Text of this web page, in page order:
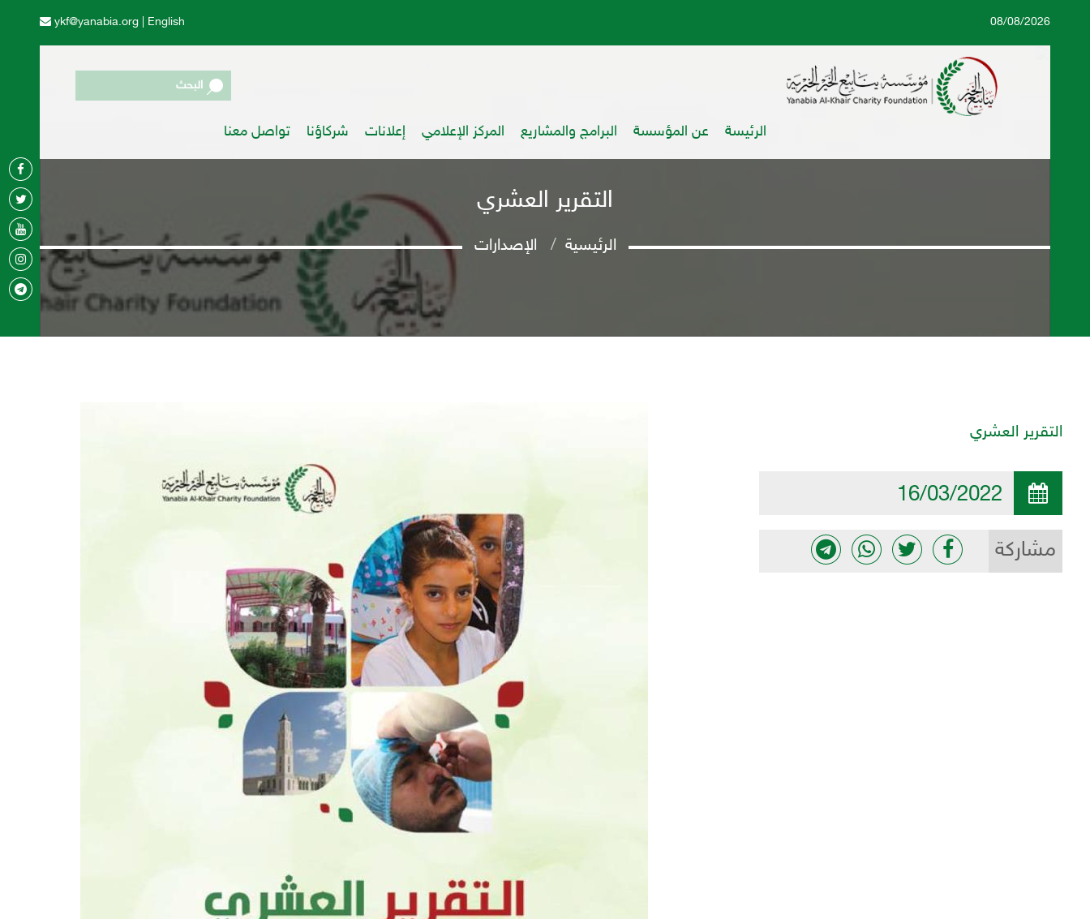
English
ykf@yanabia.org 08/08/2026
البحث
الرئيسة عن المؤسسة البرامج والمشاريع المركز الإعلامي إعلانات شركاؤنا تواصل معنا
التقرير العشري
الرئيسية الإصدارات
التقرير العشري
مشاركة